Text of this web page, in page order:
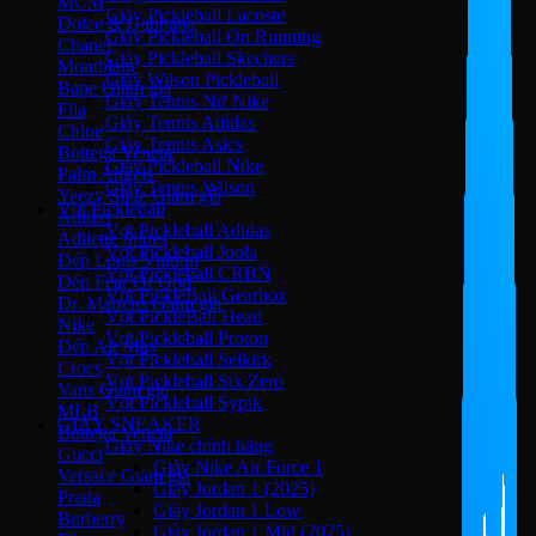
Dolce & Gabbana
Chanel
Montblanc
Bape
Fila
Chloe
Bottega Veneta
Palm Angels
Yeezy Slide
Adidas
Adilette Slides
Dép Louis Vuitton
Dép Fear Of God
Dr. Martens
Nike
Dép Air Max
Crocs
Vans
MLB
Bottega Veneta
Gucci
Versace
Prada
Burberry
Giày Pickleball Lacoste
Giày Pickleball On Running
Giày Pickleball Skechers
Giày Wilson Pickleball
Giày Tennis Nữ Nike
Giày Tennis Adidas
Giày Tennis Asics
Giày Pickleball Nike
Giày Tennis Wilson
Vợt Pickleball
Vợt Pickleball Adidas
Vợt Pickleball Joola
Vợt Pickleball CRBN
Vợt PickleBall Gearbox
Vợt PickleBall Head
Vợt Pickleball Proton
Vợt Pickleball Selkirk
Vợt Pickleball Six Zero
Vợt Pickleball Sypik
GIÀY SNEAKER
Giày Nike chính hãng
Giày Nike Air Force 1
Giày Jordan 1 (2025)
Giày Jordan 1 Low
Giày Jordan 1 Mid (2025)